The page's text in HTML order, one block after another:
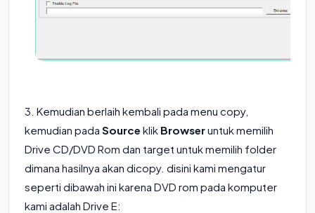
3. Kemudian berlaih kembali pada menu copy,
kemudian pada Source klik Browseruntuk memilih
Drive CD/DVD Rom dan target untuk memilih folder
dimana hasilnya akan dicopy. disini kami mengatur
seperti dibawah ini karena DVD rom pada komputer
kami adalah Drive E: